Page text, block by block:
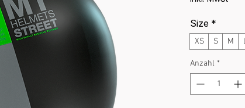
Size *
XS S M
Anzahl *